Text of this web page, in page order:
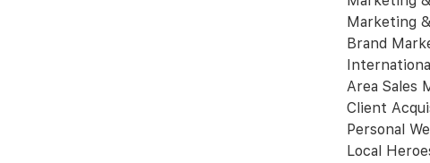
Marketing
Brand
Area Sales
Client
Personal
Local